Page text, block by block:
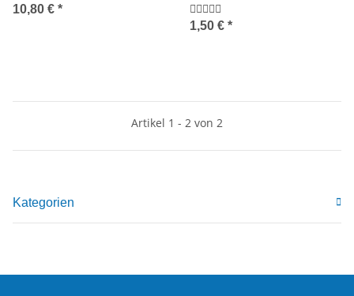
10,80 € *
1,50 € *
Artikel 1 - 2 von 2
Kategorien